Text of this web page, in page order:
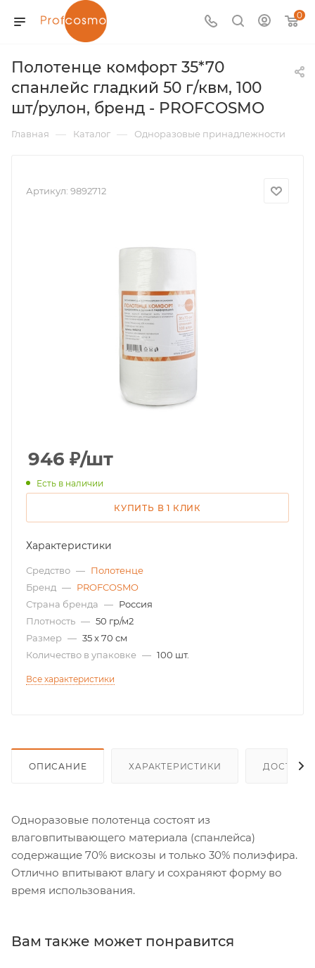
0
Полотенце комфорт 35*70
спанлейс гладкий 50 г/квм, 100
шт/рулон, бренд - PROFCOSMO
Главная — Каталог — Одноразовые принадлежности
Артикул: 9892712
946 ₽/шт
Есть в наличии
КУПИТЬ В 1 КЛИК
Характеристики
Средство — Полотенце
Бренд — PROFCOSMO
Страна бренда — Россия
Плотность — 50 гр/м2
Размер — 35 x 70 см
Количество в упаковке — 100 шт.
Все характеристики
ОПИСАНИЕ ХАРАКТЕРИСТИКИ
Одноразовые полотенца состоят из
влаговпитывающего материала (спанлейса)
содержащие 70% вискозы и только 30% полиэфира.
Отлично впитывают влагу и сохраняют форму во
время использования.
Вам также может понравится